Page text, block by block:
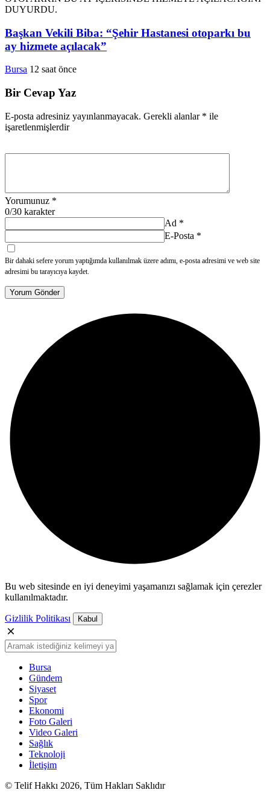
Başkan Vekili Biba: “Şehir Hastanesi otoparkı bu
ay hizmete açılacak”
Bursa 12 saat önce
Bir Cevap Yaz
E-posta adresiniz yayınlanmayacak. Gerekli alanlar * ile
işaretlenmişlerdir
Yorumunuz *
0/30 karakter
Ad *
E-Posta *
Bir dahaki sefere yorum yaptığımda kullanılmak üzere adımı, e-posta adresimi ve web site
adresimi bu tarayıcıya kaydet.
Yorum Gönder
Bu web sitesinde en iyi deneyimi yaşamanızı sağlamak için çerezler
kullanılmaktadır.
Gizlilik Politikası Kabul
Bursa
Gündem
Siyaset
Spor
Ekonomi
Foto Galeri
Video Galeri
Sağlık
Teknoloji
İletişim
© Telif Hakkı 2026, Tüm Hakları Saklıdır